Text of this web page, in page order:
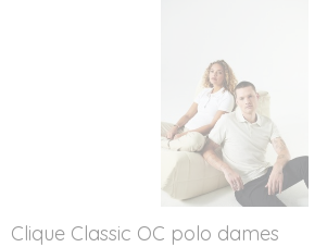
Clique Classic OC polo dames